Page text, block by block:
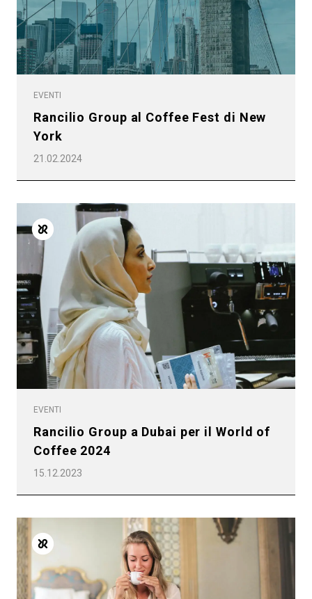
EVENTI
Rancilio Group al Coffee Fest di New
York
21.02.2024
EVENTI
Rancilio Group a Dubai per il World of
Coffee 2024
15.12.2023